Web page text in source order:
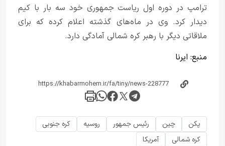
ترامپ در دوره اول ریاست جمهوری خود سه بار با کیم
دیدار کرد. وی در ماه‌های گذشته اعلام کرده که برای
ملاقاتی دیگر با رهبر کره شمالی آمادگی دارد.
منبع: ایرنا
پکن چین رئیس جمهور روسیه
کره جنوبی
کره شمالی
آمریکا